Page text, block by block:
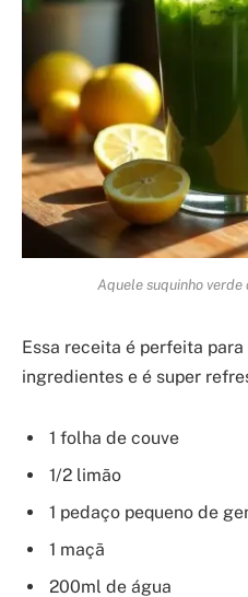
Aquele suquinho
Essa receita é perfeita
ingredientes e é super
1 folha de couve
1/2 limão
1 pedaço pequeno de
1 maçã
200ml de água